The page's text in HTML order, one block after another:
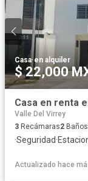
Casa·en alquiler
$ 22,000
Casa en renta
Valle Del Virrey
3 Recámaras2 Baños
·Seguridad·
Actualizado hace